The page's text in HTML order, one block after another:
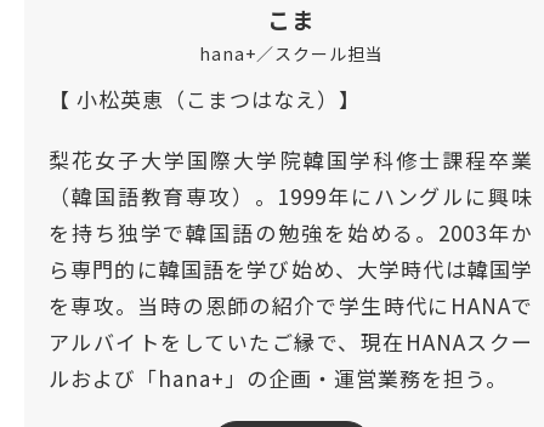
こま
hana+／スクール担当
【 小松英恵（こまつはなえ）】
梨花女子大学国際大学院韓国学科修士課程卒業
（韓国語教育専攻）。1999年にハングルに興味
を持ち独学で韓国語の勉強を始める。2003年か
ら専門的に韓国語を学び始め、大学時代は韓国学
を専攻。当時の恩師の紹介で学生時代にHANAで
アルバイトをしていたご縁で、現在HANAスクー
ルおよび「hana+」の企画・運営業務を担う。